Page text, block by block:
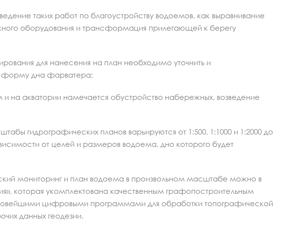
таких работ по благоустройству водоемов, как выравнивание
оборудования и трансформация прилегающей к берегу
для нанесения на план необходимо уточнить и
форму дна фарватера;
на акватории намечается обустройство набережных, возведение
гидрографических планов варьируются от 1:500, 1:1000 и 1:2000 до
от целей и размеров водоема, дно которого будет
мониторинг и план водоема в произвольном масштабе можно в
которая укомплектована качественным графопостроительным
цифровыми программами для обработки топографической
данных геодезии.